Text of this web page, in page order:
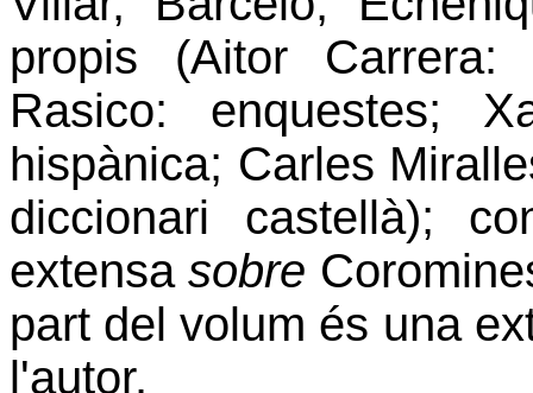
propis (Aitor Carrera:
Rasico: enquestes;
hispànica; Carles
diccionari castellà);
extensasobre
part del volum és una
l'autor.